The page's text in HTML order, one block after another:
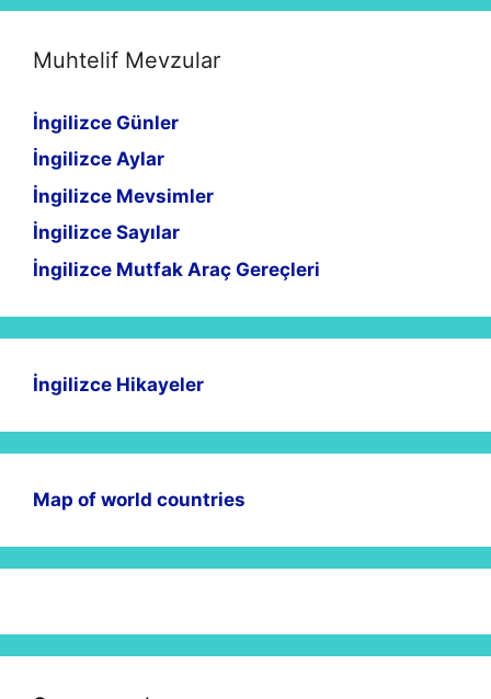
Muhtelif Mevzular
İngilizce Günler
İngilizce Aylar
İngilizce Mevsimler
İngilizce Sayılar
İngilizce Mutfak Araç Gereçleri
İngilizce Hikayeler
Map of world countries